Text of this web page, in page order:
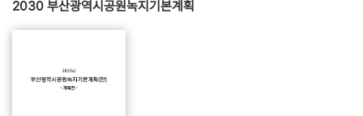
2030 부산광역시공원녹지기본계획